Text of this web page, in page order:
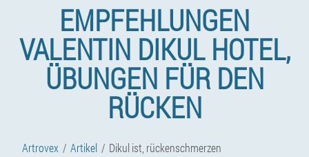
EMPFEHLUNGEN
VALENTIN DIKUL HOTEL,
ÜBUNGEN FÜR DEN
RÜCKEN
Artrovex Artikel Dikul ist, rückenschmerzen